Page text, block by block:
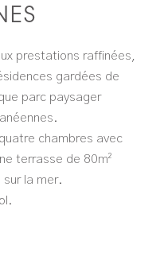
prestations raffinées,
gardées de
parc paysager
chambres avec
terrasse de 80m²
sur la mer.